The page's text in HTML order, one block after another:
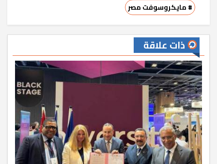
# مايكروسوفت مصر
ذات علاقة